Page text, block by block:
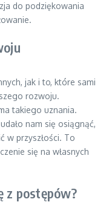
do podziękowania
jak i to, które sami
rozwoju.
takiego uznania.
nam się osiągnąć,
w przyszłości. To
się na własnych
z postępów?